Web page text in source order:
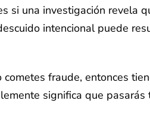
si una investigación revela
intencional puede
fraude, entonces
significa que pasarás